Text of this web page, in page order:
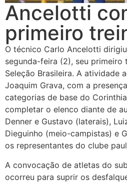
Ancelotti
primeiro
O técnico Carlo Ancelotti
segunda-feira (2), seu primeiro
Seleção Brasileira. A atividade
Joaquim Grava, com a
categorias de base do
completar o elenco diante de
Denner e Gustavo (laterais),
Dieguinho (meio-campistas) e
os representantes do clube
A convocação de atletas do
ocorreu para suprir os